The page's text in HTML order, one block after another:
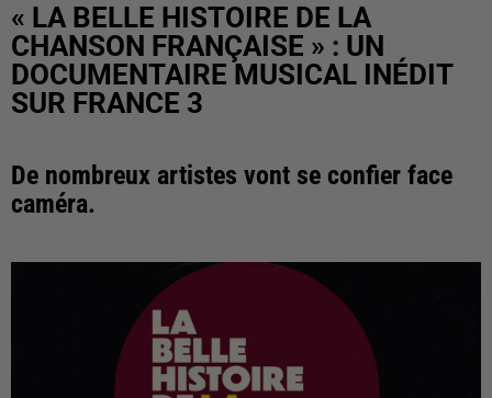
« LA BELLE HISTOIRE DE LA
CHANSON FRANÇAISE » : UN
DOCUMENTAIRE MUSICAL INÉDIT
SUR FRANCE 3
De nombreux artistes vont se confier face
caméra.